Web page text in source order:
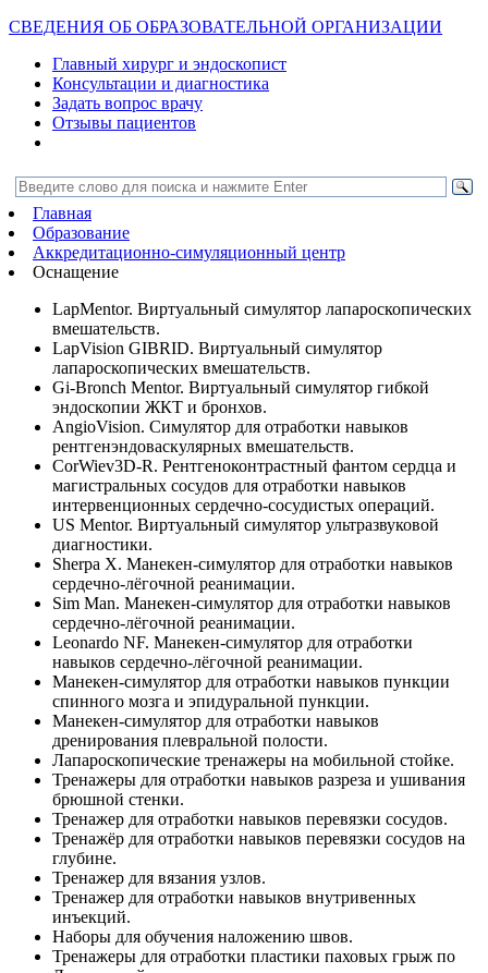
СВЕДЕНИЯ ОБ ОБРАЗОВАТЕЛЬНОЙ ОРГАНИЗАЦИИ
Главный хирург и эндоскопист
Консультации и диагностика
Задать вопрос врачу
Отзывы пациентов
Главная
Образование
Аккредитационно-симуляционный центр
Оснащение
LapMentor. Виртуальный симулятор лапароскопических
вмешательств.
LapVision GIBRID. Виртуальный симулятор
лапароскопических вмешательств.
Gi-Bronch Mentor. Виртуальный симулятор гибкой
эндоскопии ЖКТ и бронхов.
AngioVision. Симулятор для отработки навыков
рентгенэндоваскулярных вмешательств.
CorWiev3D-R. Рентгеноконтрастный фантом сердца и
магистральных сосудов для отработки навыков
интервенционных сердечно-сосудистых операций.
US Mentor. Виртуальный симулятор ультразвуковой
диагностики.
Sherpa X. Манекен-симулятор для отработки навыков
сердечно-лёгочной реанимации.
Sim Man. Манекен-симулятор для отработки навыков
сердечно-лёгочной реанимации.
Leonardo NF. Манекен-симулятор для отработки
навыков сердечно-лёгочной реанимации.
Манекен-симулятор для отработки навыков пункции
спинного мозга и эпидуральной пункции.
Манекен-симулятор для отработки навыков
дренирования плевральной полости.
Лапароскопические тренажеры на мобильной стойке.
Тренажеры для отработки навыков разреза и ушивания
брюшной стенки.
Тренажер для отработки навыков перевязки сосудов.
Тренажёр для отработки навыков перевязки сосудов на
глубине.
Тренажер для вязания узлов.
Тренажер для отработки навыков внутривенных
инъекций.
Наборы для обучения наложению швов.
Тренажеры для отработки пластики паховых грыж по